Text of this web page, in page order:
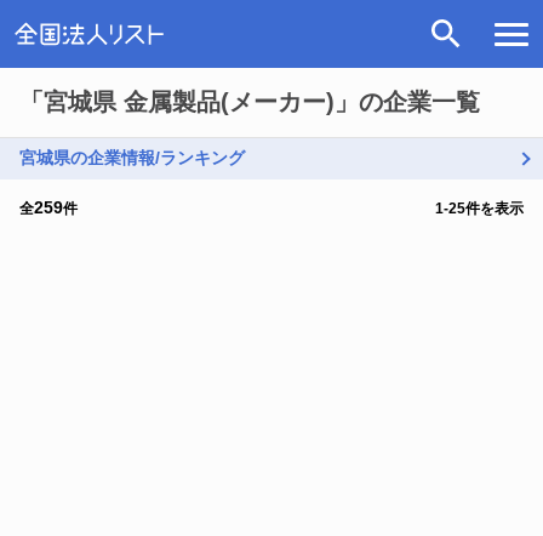
「宮城県 金属製品(メーカー)」の企業一覧
宮城県の企業情報/ランキング
全259件 1-25件を表示